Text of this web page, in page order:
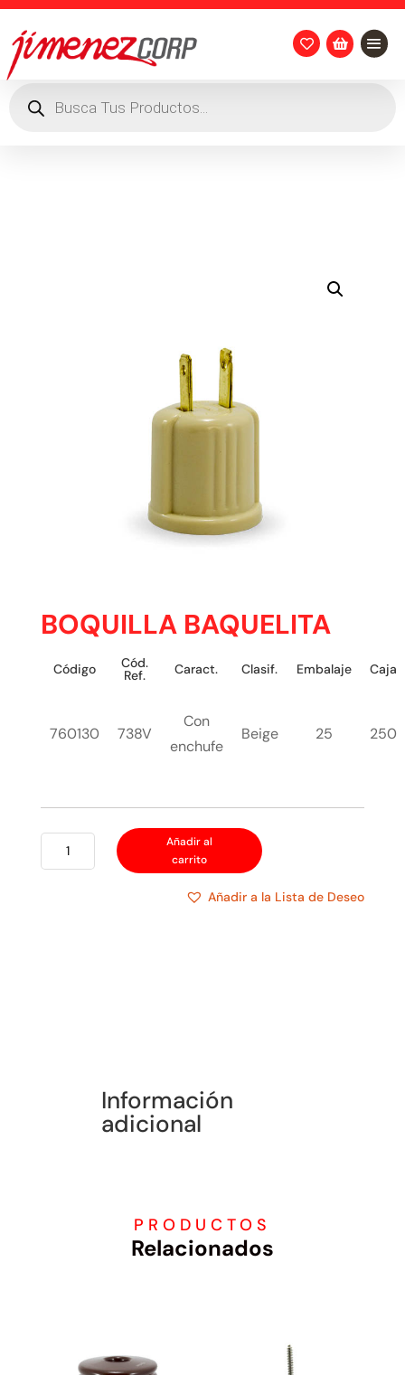
 
productos
BOQUILLA BAQUELITA
Código Cód.
Ref. Caract. Clasif. Embalaje Caja
760130 738V
Con
enchufe
Beige 25 250
Añadir al
carrito
Añadir a la Lista de Deseo
Información
adicional
PRODUCTOS
Relacionados